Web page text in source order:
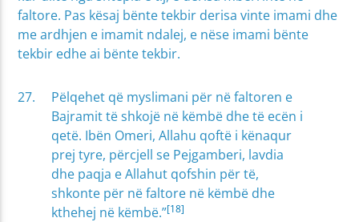
faltore. Pas kësaj bënte tekbir derisa vinte imami dhe
me ardhjen e imamit ndalej, e nëse imami bënte
tekbir edhe ai bënte tekbir.
Pëlqehet që myslimani për në faltoren e
Bajramit të shkojë në këmbë dhe të ecën i
qetë. Ibën Omeri, Allahu qoftë i kënaqur
prej tyre, përcjell se Pejgamberi, lavdia
dhe paqja e Allahut qofshin për të,
shkonte për në faltore në këmbë dhe
kthehej në këmbë.”[18]